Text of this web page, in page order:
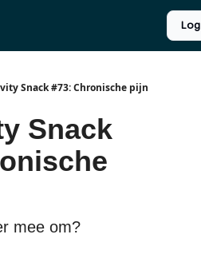
Snack #73: Chronische pijn
Snack
mee om?